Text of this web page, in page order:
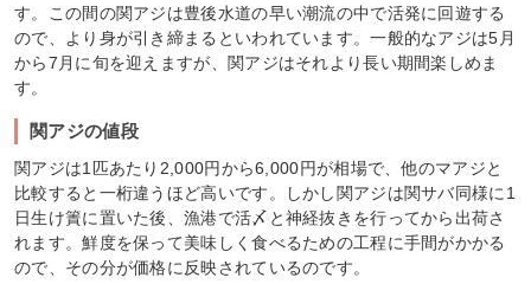
す。この間の関アジは豊後水道の早い潮流の中で活発に回遊する
ので、より身が引き締まるといわれています。一般的なアジは5月
から7月に旬を迎えますが、関アジはそれより長い期間楽しめま
す。
関アジの値段
関アジは1匹あたり2,000円から6,000円が相場で、他のマアジと
比較すると一桁違うほど高いです。しかし関アジは関サバ同様に1
日生け簀に置いた後、漁港で活〆と神経抜きを行ってから出荷さ
れます。鮮度を保って美味しく食べるための工程に手間がかかる
ので、その分が価格に反映されているのです。